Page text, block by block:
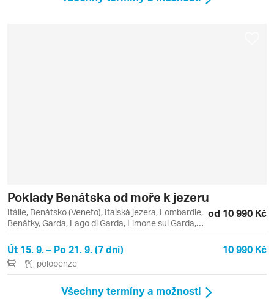
Poklady Benátska od moře k jezeru
Itálie, Benátsko (Veneto), Italská jezera, Lombardie,
Benátky, Garda, Lago di Garda, Limone sul Garda,
Malcesine, Monte Baldo, Padova, Sirmione, Verona
od 10 990 Kč
Út 15. 9. – Po 21. 9. (7 dní) 10 990 Kč
polopenze
Všechny termíny a možnosti